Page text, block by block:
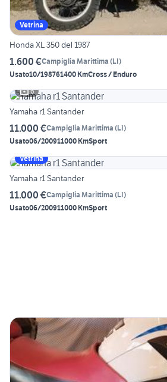
Vetrina
Honda XL 350 del 1987
1.600 €Campiglia Marittima (LI)
Usato10/198761400 KmCross / Enduro
6
Yamaha r1 Santander
11.000 €Campiglia Marittima (LI)
Usato06/200911000 KmSport
Vetrina
Yamaha r1 Santander
11.000 €Campiglia Marittima (LI)
Usato06/200911000 KmSport